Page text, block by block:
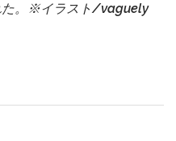
た。※イラスト/vaguely